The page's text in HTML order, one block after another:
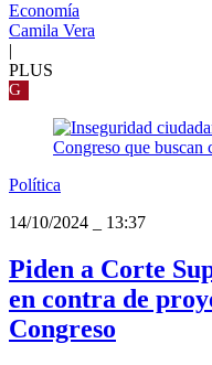
Economía
Camila Vera
|
PLUS
G
Política
14/10/2024
13:37
Piden a Corte
en contra de
Congreso